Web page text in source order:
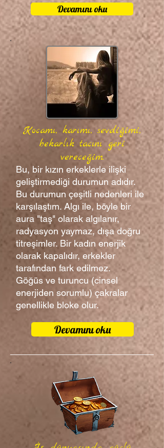
Devamını oku
Kocamı, karımı, sevdiğimi,
bekarlık tacını geri
vereceğim.
Bu, bir kızın erkeklerle ilişki
geliştirmediği durumun adıdır.
Bu durumun çeşitli nedenleri ile
karşılaştım. Algı ile, böyle bir
aura "taş" olarak algılanır,
radyasyon yaymaz, dışa doğru
titreşimler. Bir kadın enerjik
olarak kapalıdır, erkekler
tarafından fark edilmez.
Göğüs ve turuncu (cinsel
enerjiden sorumlu) çakralar
genellikle bloke olur.
Devamını oku